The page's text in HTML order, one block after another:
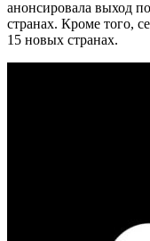
анонсировала выход
странах. Кроме того,
15 новых странах.